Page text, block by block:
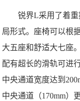
锐界L采用了着
局形式。座椅可以根
大五座和舒适大七座
配有超长的滑轨可进
中央通道宽度达到
中央通道（170mm）